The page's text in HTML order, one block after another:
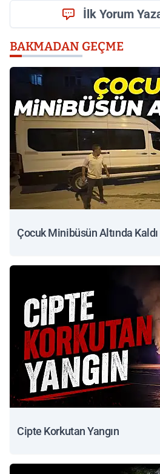
İlk Yorum
BAKMADAN GEÇME
Çocuk Minibüsün Altında Kaldı
Cipte Korkutan Yangın